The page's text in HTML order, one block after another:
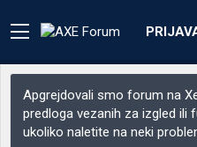
Apgrejdovali smo forum na
predloga vezanih za izgled ili
ukoliko naletite na neki